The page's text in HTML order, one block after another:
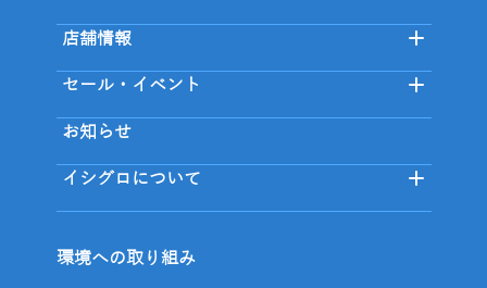
店舗情報
セール・イベント
お知らせ
イシグロについて
環境への取り組み